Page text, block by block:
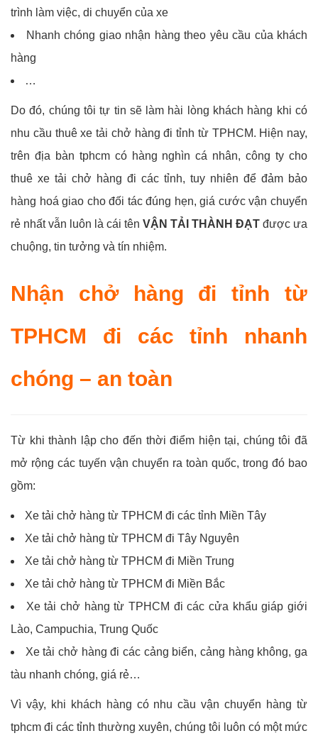
trình làm việc, di chuyển của xe
Nhanh chóng giao nhận hàng theo yêu cầu của khách
hàng
…
Do đó, chúng tôi tự tin sẽ làm hài lòng khách hàng khi có
nhu cầu thuê xe tải chở hàng đi tỉnh từ TPHCM. Hiện nay,
trên địa bàn tphcm có hàng nghìn cá nhân, công ty cho
thuê xe tải chở hàng đi các tỉnh, tuy nhiên để đảm bảo
hàng hoá giao cho đối tác đúng hẹn, giá cước vận chuyển
rẻ nhất vẫn luôn là cái tên VẬN TẢI THÀNH ĐẠT được ưa
chuộng, tin tưởng và tín nhiệm.
Nhận chở hàng đi tỉnh từ
TPHCM đi các tỉnh nhanh
chóng – an toàn
Từ khi thành lập cho đến thời điểm hiện tại, chúng tôi đã
mở rộng các tuyến vận chuyển ra toàn quốc, trong đó bao
gồm:
Xe tải chở hàng từ TPHCM đi các tỉnh Miền Tây
Xe tải chở hàng từ TPHCM đi Tây Nguyên
Xe tải chở hàng từ TPHCM đi Miền Trung
Xe tải chở hàng từ TPHCM đi Miền Bắc
Xe tải chở hàng từ TPHCM đi các cửa khẩu giáp giới
Lào, Campuchia, Trung Quốc
Xe tải chở hàng đi các cảng biển, cảng hàng không, ga
tàu nhanh chóng, giá rẻ…
Vì vậy, khi khách hàng có nhu cầu vận chuyển hàng từ
tphcm đi các tỉnh thường xuyên, chúng tôi luôn có một mức